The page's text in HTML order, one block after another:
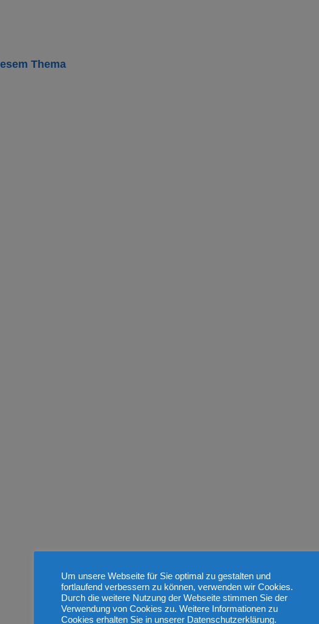
Thema
Um unsere Webseite für Sie optimal zu gestalten und
fortlaufend verbessern zu können, verwenden wir Cookies.
Durch die weitere Nutzung der Webseite stimmen Sie der
Verwendung von Cookies zu. Weitere Informationen zu
Cookies erhalten Sie in unserer Datenschutzerklärung.